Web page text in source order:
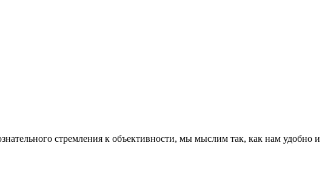
стремления к объективности, мы мыслим так, как нам удобно